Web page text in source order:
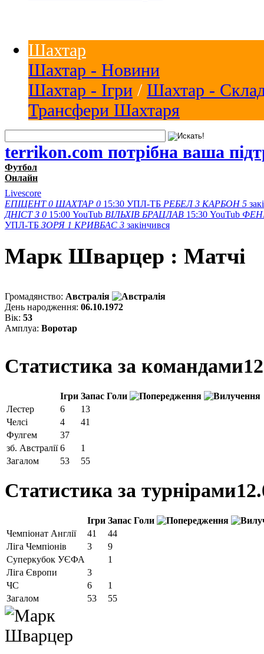
Шахтар
Шахтар - Новини
Шахтар - Ігри / Шахтар -
Трансфери Шахтаря
terrikon.com потрібна ваша
Футбол
Онлайн
Livescore
ЕПІЦЕНТ 0 ШАХТАР 0 15:30 УПЛ-ТБ РЕБЕЛ 3 КАРБОН 5
ДНІСТ З 0 15:00 YouTub ВІЛЬХІВ БРАЦЛАВ 15:30 YouTub
УПЛ-ТБ ЗОРЯ 1 КРИВБАС 3 закінчився
Марк Шварцер : Матчi
Громадянство: Австралія
День народження: 06.10.1972
Вік: 53
Амплуа: Воротар
Статистика за командами
Ігри Запас Голи
Лестер
6
13
Челсі
4
41
Фулгем
37
зб. Австралії 6
1
Загалом
53 55
Статистика за турнірами
Ігри Запас Голи
Чемпіонат Англії
41
44
Ліга Чемпіонів
3
9
Суперкубок УЄФА
1
Ліга Європи
3
ЧС
6
1
Загалом
53 55